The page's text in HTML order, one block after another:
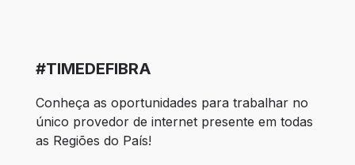
#TIMEDEFIBRA
Conheça as oportunidades para trabalhar no
único provedor de internet presente em todas
as Regiões do País!